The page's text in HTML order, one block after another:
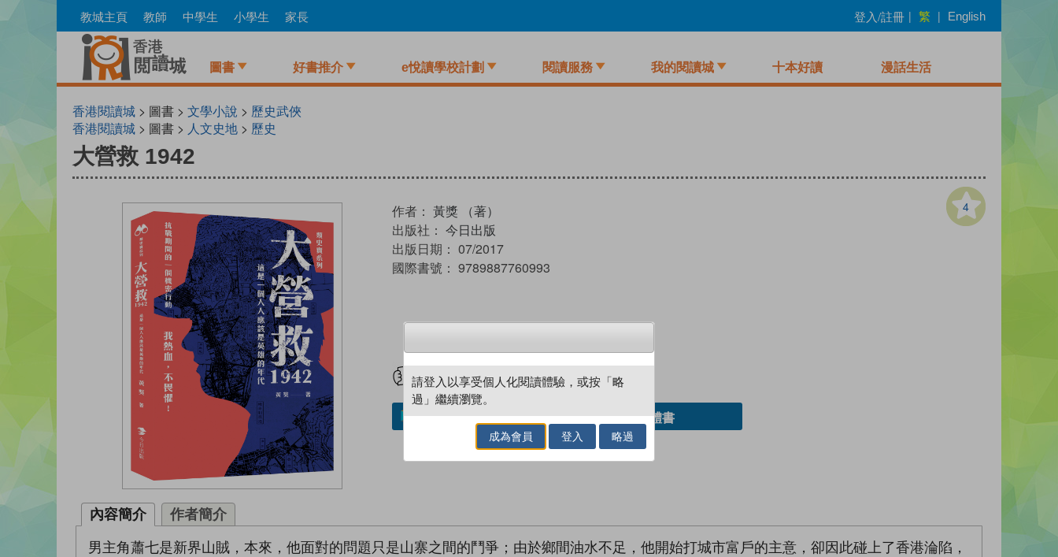
to
教城主頁 教師 中學生 小學生 家長 登入/註冊 | 繁 | English
圖書 好書推介 e悅讀學校計劃 閱讀服務 我的閱讀城 十本好讀 漫話生活
香港閱讀城 > 圖書 > 文學小說 > 歷史武俠
香港閱讀城 > 圖書 > 人文史地 > 歷史
大營救 1942
4
作者： 黃獎 （著）
出版社： 今日出版
出版日期： 07/2017
國際書號： 9789887760993
試閲 加入閱讀紀錄
加入／閱讀電子書 借閱實體書
內容簡介 作者簡介
男主角蕭七是新界山賊，本來，他面對的問題只是山寨之間的鬥爭；由於鄉間油水不足，他開始打城市富戶的主意，卻因此碰上了香港淪陷，
請登入以享受個人化閱讀體驗，或按「略
過」繼續瀏覽。
成為會員 登入 略過